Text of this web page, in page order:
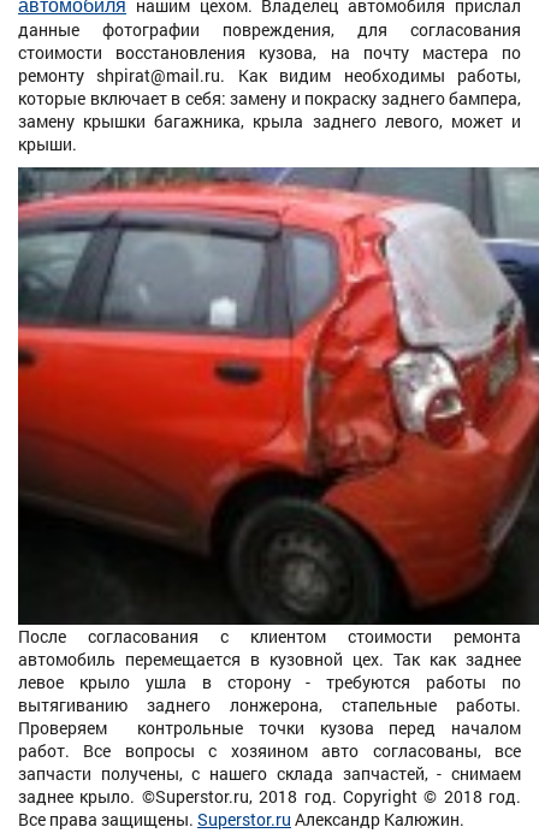
нашим цехом. Владелец автомобиля прислал
данные фотографии повреждения, для согласования
стоимости восстановления кузова, на почту мастера по
ремонту shpirat@mail.ru. Как видим необходимы работы,
которые включает в себя: замену и покраску заднего бампера,
замену крышки багажника, крыла заднего левого, может и
крыши.
После согласования с клиентом стоимости ремонта
автомобиль перемещается в кузовной цех. Так как заднее
левое крыло ушла в сторону - требуются работы по
вытягиванию заднего лонжерона, стапельные работы.
Проверяем контрольные точки кузова перед началом
работ. Все вопросы с хозяином авто согласованы, все
запчасти получены, с нашего склада запчастей, - снимаем
заднее крыло. ©Superstor.ru, 2018 год. Copyright © 2018 год.
Все права защищены. Superstor.ru Александр Калюжин.